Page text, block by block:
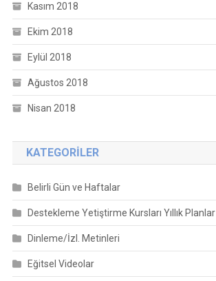
Kasım 2018
Ekim 2018
Eylül 2018
Ağustos 2018
Nisan 2018
KATEGORILER
Belirli Gün ve Haftalar
Destekleme Yetiştirme Kursları Yıllık Planlar
Dinleme/İzl. Metinleri
Eğitsel Videolar